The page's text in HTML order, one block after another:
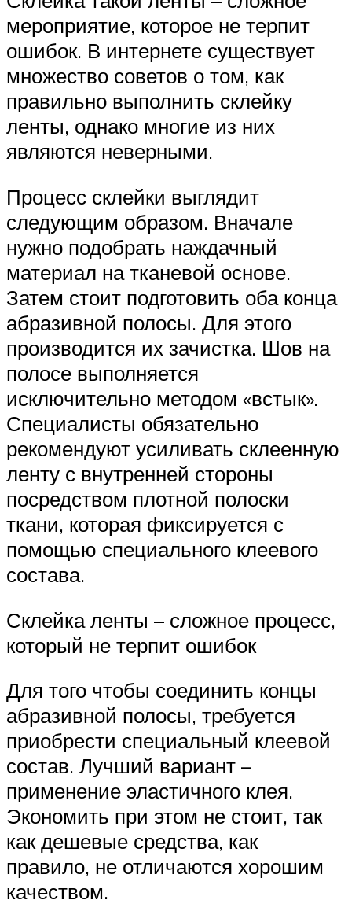
мероприятие, которое не терпит
ошибок. В интернете существует
множество советов о том, как
правильно выполнить склейку
ленты, однако многие из них
являются неверными.
Процесс склейки выглядит
следующим образом. Вначале
нужно подобрать наждачный
материал на тканевой основе.
Затем стоит подготовить оба конца
абразивной полосы. Для этого
производится их зачистка. Шов на
полосе выполняется
исключительно методом «встык».
Специалисты обязательно
рекомендуют усиливать склеенную
ленту с внутренней стороны
посредством плотной полоски
ткани, которая фиксируется с
помощью специального клеевого
состава.
Склейка ленты – сложное процесс,
который не терпит ошибок
Для того чтобы соединить концы
абразивной полосы, требуется
приобрести специальный клеевой
состав. Лучший вариант –
применение эластичного клея.
Экономить при этом не стоит, так
как дешевые средства, как
правило, не отличаются хорошим
качеством.